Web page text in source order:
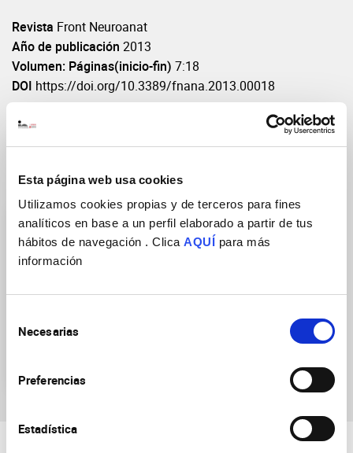
Esta página web usa cookies
Utilizamos cookies propias y de terceros para fines
analíticos en base a un perfil elaborado a partir de tus
hábitos de navegación . Clica AQUÍ para más
información
Necesarias
Preferencias
Estadística
Revista Front Neuroanat
Año de publicación 2013
Volumen: Páginas(inicio-fin) 7:18
DOI https://doi.org/10.3389/fnana.2013.00018
Grupos de Investigación
enfermedades mentales,